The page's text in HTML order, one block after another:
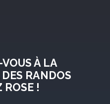
À LA
RANDOS
ROSE !